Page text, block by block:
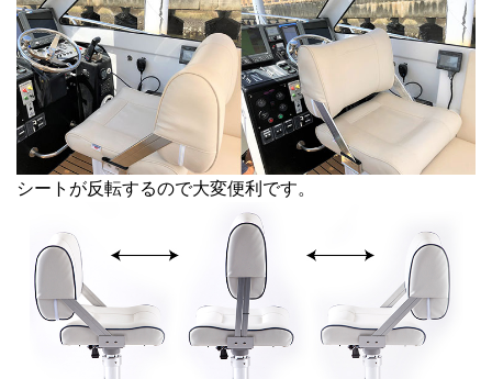
シートが反転するので大変便利です。